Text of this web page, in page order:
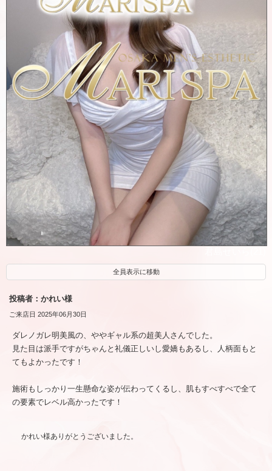
全員表示に移動
投稿者：かれい様
ご来店日 2025年06月30日
ダレノガレ明美風の、ややギャル系の超美人さんでした。
見た目は派手ですがちゃんと礼儀正しいし愛嬌もあるし、人柄面もと
てもよかったです！
施術もしっかり一生懸命な姿が伝わってくるし、肌もすべすべで全て
の要素でレベル高かったです！
かれい様ありがとうございました。